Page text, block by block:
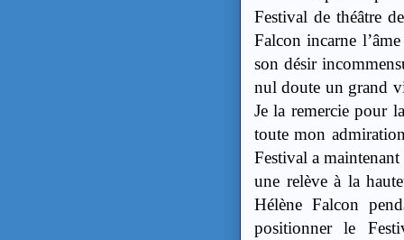
Festival de théâtre
Falcon incarne
son désir
nul doute un grand
Je la remercie pour
toute mon
Festival a
une relève à la
Hélène Falcon
positionner le